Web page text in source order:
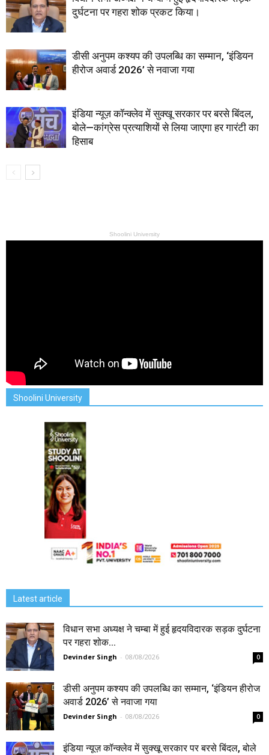
दुर्घटना पर गहरा शोक प्रकट किया।
डीसी अनुपम कश्यप की उपलब्धि का सम्मान, ‘इंडियन
हीरोज अवार्ड 2026’ से नवाजा गया
इंडिया न्यूज़ कॉन्क्लेव में सुक्खू सरकार पर बरसे बिंदल,
बोले—कांग्रेस प्रत्याशियों से लिया जाएगा हर गारंटी का
हिसाब
Shoolini University
Shoolini University
Latest article
विधान सभा अध्यक्ष ने चम्बा में हुई हृदयविदारक सड़क दुर्घटना
पर गहरा शोक...
Devinder Singh - 08/08/2026 0
डीसी अनुपम कश्यप की उपलब्धि का सम्मान, ‘इंडियन हीरोज
अवार्ड 2026’ से नवाजा गया
Devinder Singh - 08/08/2026 0
इंडिया न्यूज़ कॉन्क्लेव में सुक्खू सरकार पर बरसे बिंदल, बोले